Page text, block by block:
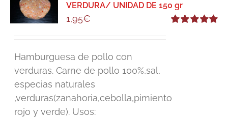
VERDURA/ UNIDAD DE 150 gr
1,95€
Hamburguesa de pollo con
verduras. Carne de pollo 100%,sal,
especias naturales
,verduras(zanahoria,cebolla,pimiento
rojo y verde). Usos: